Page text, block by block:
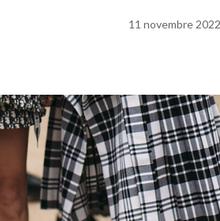
11 novembre 2022